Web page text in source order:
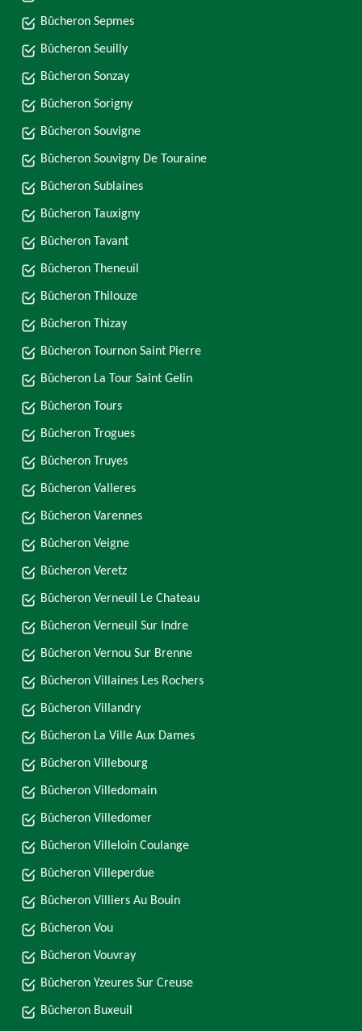
Bûcheron Sepmes
Bûcheron Seuilly
Bûcheron Sonzay
Bûcheron Sorigny
Bûcheron Souvigne
Bûcheron Souvigny De Touraine
Bûcheron Sublaines
Bûcheron Tauxigny
Bûcheron Tavant
Bûcheron Theneuil
Bûcheron Thilouze
Bûcheron Thizay
Bûcheron Tournon Saint Pierre
Bûcheron La Tour Saint Gelin
Bûcheron Tours
Bûcheron Trogues
Bûcheron Truyes
Bûcheron Valleres
Bûcheron Varennes
Bûcheron Veigne
Bûcheron Veretz
Bûcheron Verneuil Le Chateau
Bûcheron Verneuil Sur Indre
Bûcheron Vernou Sur Brenne
Bûcheron Villaines Les Rochers
Bûcheron Villandry
Bûcheron La Ville Aux Dames
Bûcheron Villebourg
Bûcheron Villedomain
Bûcheron Villedomer
Bûcheron Villeloin Coulange
Bûcheron Villeperdue
Bûcheron Villiers Au Bouin
Bûcheron Vou
Bûcheron Vouvray
Bûcheron Yzeures Sur Creuse
Bûcheron Buxeuil